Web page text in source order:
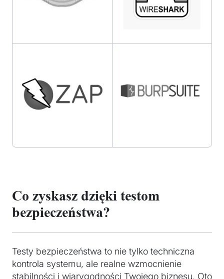
Co zyskasz dzięki testom
bezpieczeństwa?
Testy bezpieczeństwa to nie tylko techniczna
kontrola systemu, ale realne wzmocnienie
stabilności i wiarygodności Twojego biznesu. Oto